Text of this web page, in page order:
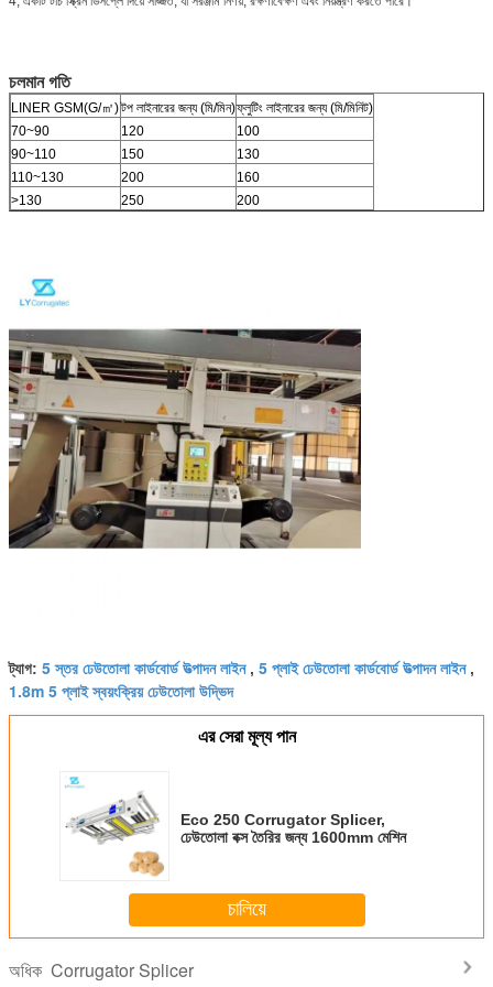
চলমান গতি
LINER GSM(G/㎡)টপ লাইনারের জন্য (মি/মিন)ফ্লুটিং লাইনারের জন্য (মি/মিনিট)
70~90
120
100
90~110
150
130
110~130
200
160
>130
250 200
ট্যাগ: 5 স্তর ঢেউতোলা কার্ডবোর্ড উত্পাদন লাইন, 5 প্লাই ঢেউতোলা কার্ডবোর্ড উত্পাদন লাইন,
1.8m 5 প্লাই স্বয়ংক্রিয় ঢেউতোলা উদ্ভিদ
এর সেরা মূল্য পান
Eco 250 Corrugator Splicer,
ঢেউতোলা বক্স তৈরির জন্য 1600mm মেশিন
চালিয়ে
অধিক Corrugator Splicer